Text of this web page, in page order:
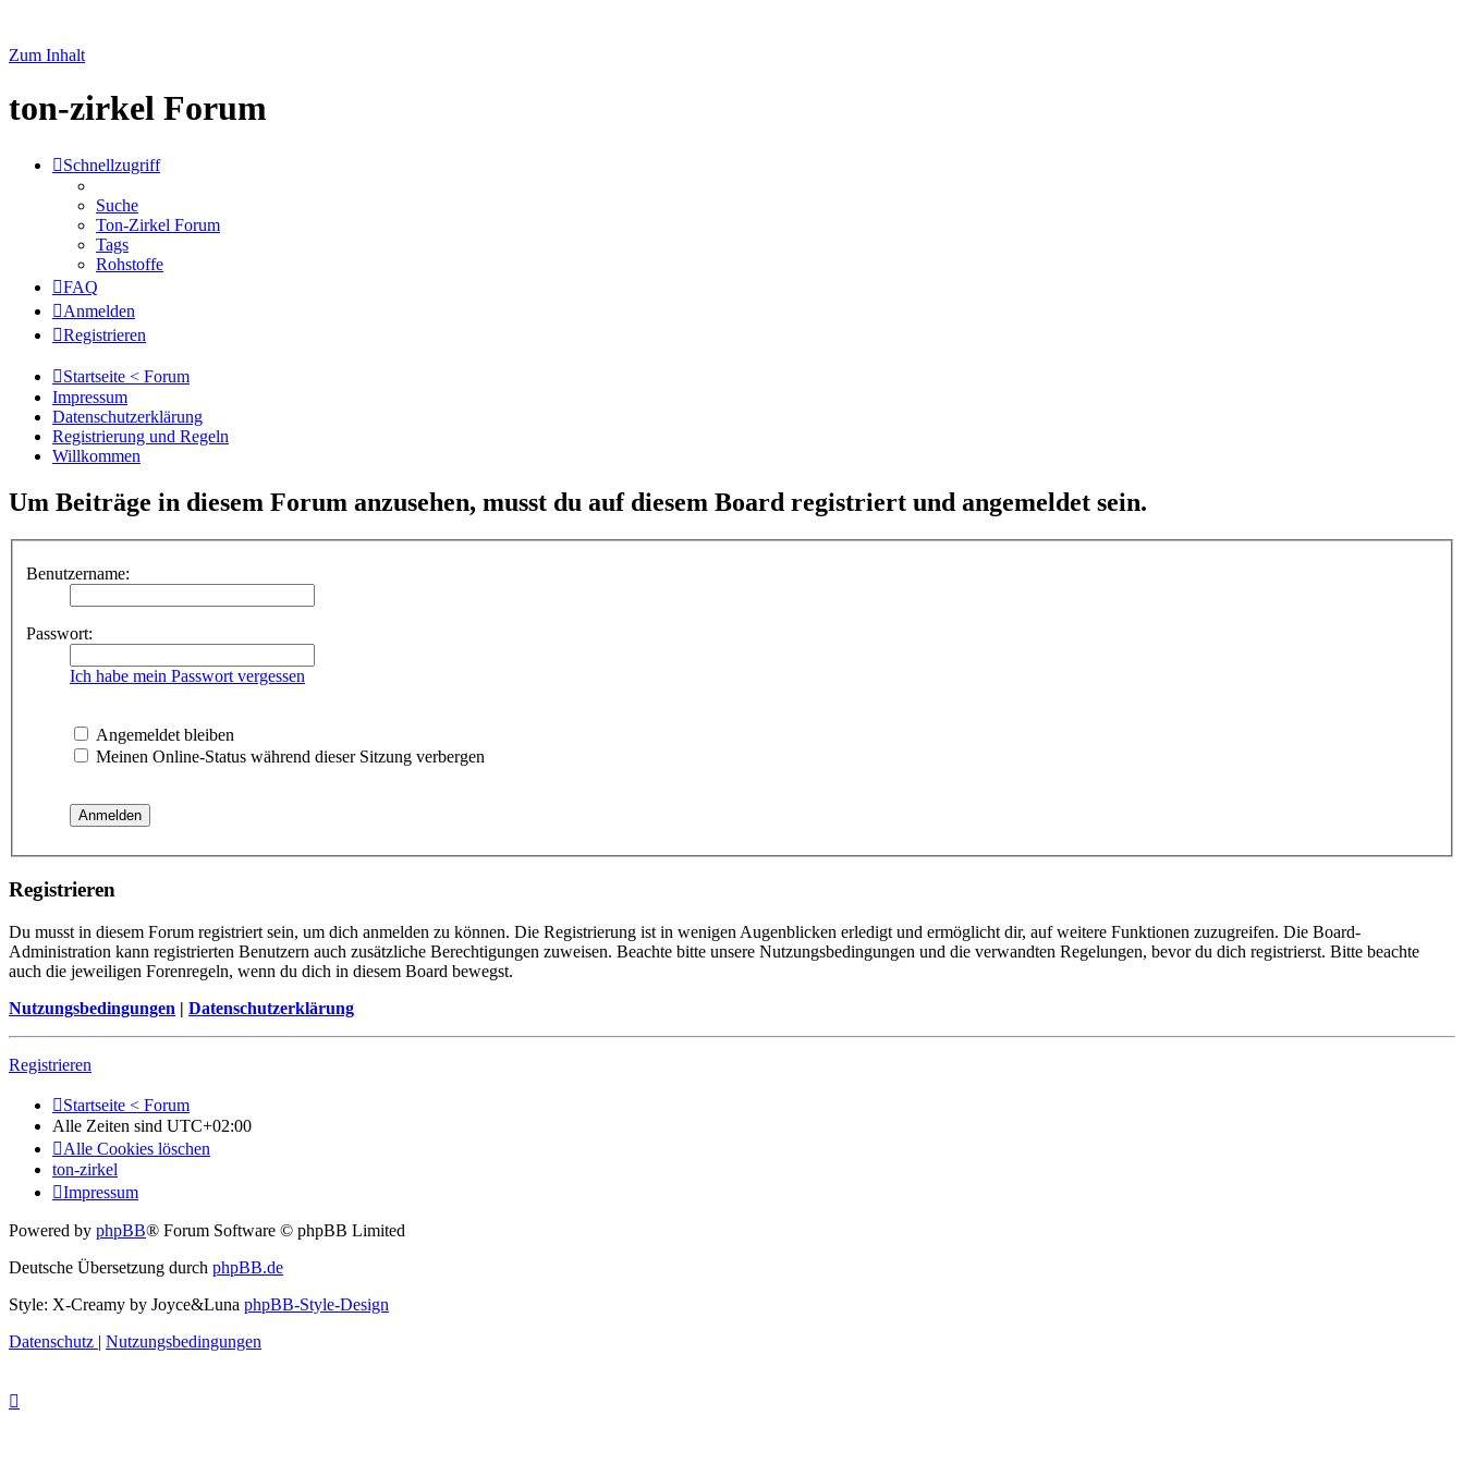
Zum Inhalt
ton-zirkel Forum
Schnellzugriff
Suche
Ton-Zirkel Forum
Tags
Rohstoffe
FAQ
Anmelden
Registrieren
Startseite < Forum
Impressum
Datenschutzerklärung
Registrierung und Regeln
Willkommen
Um Beiträge in diesem Forum anzusehen, musst du auf diesem Board registriert und angemeldet sein.
Benutzername:
Passwort:
Ich habe mein Passwort vergessen
Angemeldet bleiben
Meinen Online-Status während dieser Sitzung verbergen
Registrieren
Du musst in diesem Forum registriert sein, um dich anmelden zu können. Die Registrierung ist in wenigen Augenblicken erledigt und ermöglicht dir, auf weitere Funktionen zuzugreifen. Die Board-
Administration kann registrierten Benutzern auch zusätzliche Berechtigungen zuweisen. Beachte bitte unsere Nutzungsbedingungen und die verwandten Regelungen, bevor du dich registrierst. Bitte beachte
auch die jeweiligen Forenregeln, wenn du dich in diesem Board bewegst.
Nutzungsbedingungen | Datenschutzerklärung
Registrieren
Startseite < Forum
Alle Zeiten sind UTC+02:00
Alle Cookies löschen
ton-zirkel
Impressum
Powered by phpBB® Forum Software © phpBB Limited
Deutsche Übersetzung durch phpBB.de
Style: X-Creamy by Joyce&Luna phpBB-Style-Design
Datenschutz | Nutzungsbedingungen